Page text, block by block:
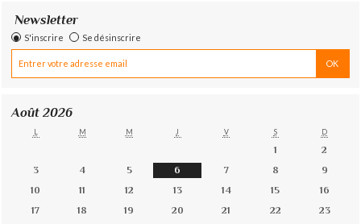
Newsletter
S'inscrire Se désinscrire
Août 2026
L M M J V S D
1
2
3
4 5 6 7 8
9
10
11 12 13 14 15
16
17
18 19 20 21 22
23